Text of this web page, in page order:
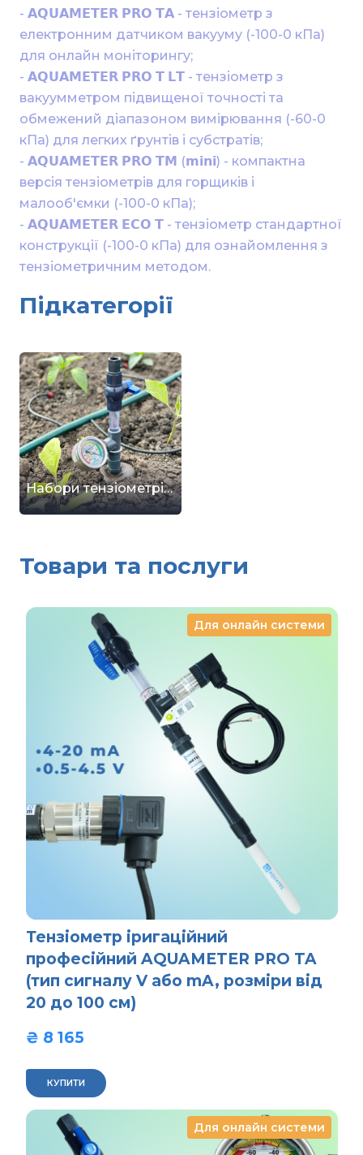
- 𝗔𝗤𝗨𝗔𝗠𝗘𝗧𝗘𝗥 𝗣𝗥𝗢 𝗧𝗔 - тензіометр з
електронним датчиком вакууму (-100-0 кПа)
для онлайн моніторингу;
- 𝗔𝗤𝗨𝗔𝗠𝗘𝗧𝗘𝗥 𝗣𝗥𝗢 𝗧 𝗟𝗧 - тензіометр з
вакуумметром підвищеної точності та
обмежений діапазоном вимірювання (-60-0
кПа) для легких ґрунтів і субстратів;
- 𝗔𝗤𝗨𝗔𝗠𝗘𝗧𝗘𝗥 𝗣𝗥𝗢 𝗧𝗠 (𝗺𝗶𝗻𝗶) - компактна
версія тензіометрів для горщиків і
малооб'ємки (-100-0 кПа);
- 𝗔𝗤𝗨𝗔𝗠𝗘𝗧𝗘𝗥 𝗘𝗖𝗢 𝗧 - тензіометр стандартної
конструкції (-100-0 кПа) для ознайомлення з
тензіометричним методом.
Підкатегорії
Набори тензіометрів для агрокультур
Товари та послуги
Для онлайн системи
Тензіометр іригаційний
професійний AQUAMETER PRO TA
(тип сигналу V або mA, розміри від
20 до 100 см)
₴ 8 165
КУПИТИ
Для онлайн системи